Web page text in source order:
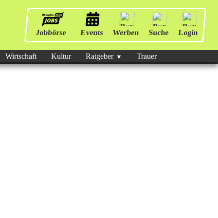
Jobbörse Events Werben Suche Login
Wirtschaft Kultur Ratgeber Trauer